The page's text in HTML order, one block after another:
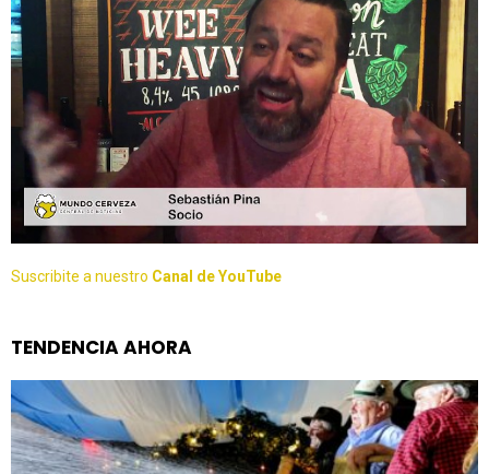
Suscribite a nuestro Canal de YouTube
TENDENCIA AHORA